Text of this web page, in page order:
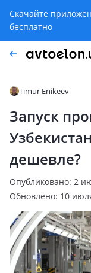
Скачайте
бесплатно
Timur Enikeev
Запуск
дешевле?
Опубликовано: 2
Обновлено: 10